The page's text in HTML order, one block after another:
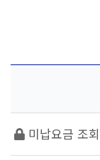
미납요금 조회